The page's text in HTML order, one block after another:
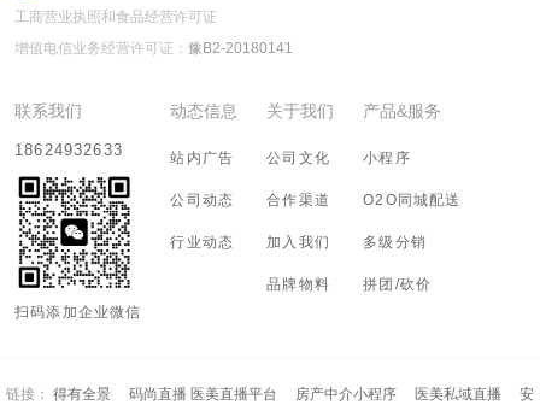
工商营业执照和食品经营许可证
增值电信业务经营许可证： 豫B2-20180141
联系我们
18624932633
扫码添加企业微信
动态信息
站内广告
公司动态
行业动态
关于我们
公司文化
合作渠道
加入我们
品牌物料
产品&服务
小程序
O2O同城配送
多级分销
拼团/砍价
链接： 得有全景 码尚直播 医美直播平台 房产中介小程序 医美私域直播 安